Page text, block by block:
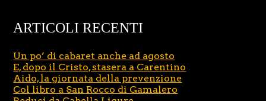
ARTICOLI RECENTI
Un po’ di cabaret anche ad agosto
E, dopo il Cristo, stasera a Carentino
Aido, la giornata della prevenzione
Col libro a San Rocco di Gamalero